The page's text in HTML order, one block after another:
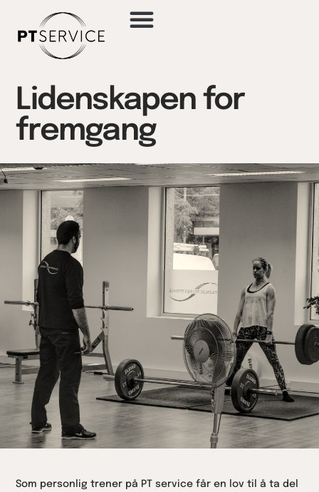
Lidenskapen for
fremgang
Som personlig trener på PT service får en lov til å ta del